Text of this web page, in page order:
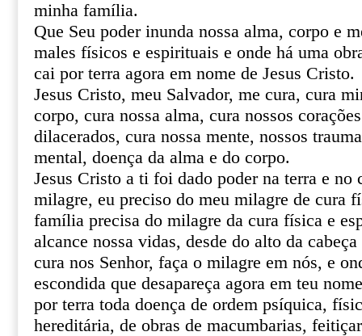
minha família.
Que Seu poder inunda nossa alma, corpo e
males físicos e espirituais e onde há uma
cai por terra agora em nome de Jesus Cristo.
Jesus Cristo, meu Salvador, me cura, cura
corpo, cura nossa alma, cura nossos
dilacerados, cura nossa mente, nossos
mental, doença da alma e do corpo.
Jesus Cristo a ti foi dado poder na terra e no
milagre, eu preciso do meu milagre de cura
família precisa do milagre da cura física e
alcance nossa vidas, desde do alto da
cura nos Senhor, faça o milagre em nós, e
escondida que desapareça agora em teu
por terra toda doença de ordem psíquica,
hereditária, de obras de macumbarias,